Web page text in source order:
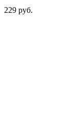
229 руб.